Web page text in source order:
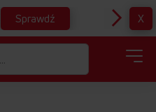
Sprawdź X